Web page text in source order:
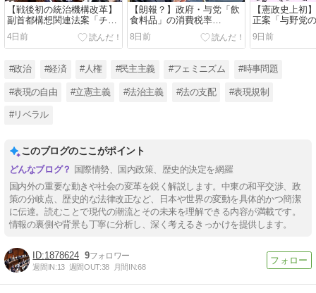
【戦後初の統治機構改革】
副首都構想関連法案「チー
ムみらい」の「2票」で可
決・成立！日本維新の会の
「大阪ありき」に振り回さ
れた特別国会閉幕！吉村洋
文代表は統一地方選挙と大
日実施」を表明で批判殺
4日前
【朗報？】政府・与党「飲
食料品」の消費税率
「1%」の方針を正式表
明！現金給付を併せて「実
質ゼロ」に！野党は「再増
税」を懸念！高市早苗首相
「2年後には責任を持って
8日前
【憲政史上初
正案「与野党
で可決・成立
に一歩前進？
婚後の皇籍維
男系男子の養
認！高市早苗
感謝」！
9日前
#政治 #経済 #人権 #民主主義 #フェミニズム #時事問題
#表現の自由 #立憲主義 #法治主義 #法の支配 #表現規制
#リベラル
このブログのここがポイント
国際情勢、国内政策、歴史的決定を網羅
国内外の重要な動きや社会の変革を鋭く解説します。中東の和平交渉、政
策の分岐点、歴史的な法律改正など、日本や世界の変動を具体的かつ簡潔
に伝達。読むことで現代の潮流とその未来を理解できる内容が満載です。
情報の裏側や背景も丁寧に分析し、深く考えるきっかけを提供します。
1878624 9
週間IN:13 週間OUT:38 月間IN:68